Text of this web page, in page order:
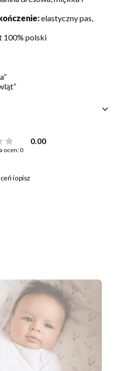
elastyczny pas,
100% polski
0.00
ocen: 0
i opisz